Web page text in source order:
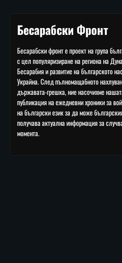
Бесарабски Фронт
Бесарабски фронт е проект на група
с цел популяризиране на региона на
Бесарабия и развитие на българското
Украйна. След пълномащабното
държавата-грешка, ние насочихме
публикация на ежедневни хроники за
на български език за да може
получава актуална информация за
момента.